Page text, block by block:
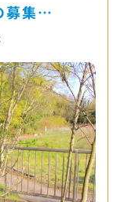
募集…